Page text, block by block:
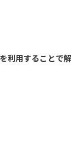
利用することで